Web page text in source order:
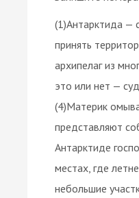
(1)Антарктида —
принять
архипелаг из
это или нет —
(4)Материк
представляют
Антарктиде
местах, где
небольшие